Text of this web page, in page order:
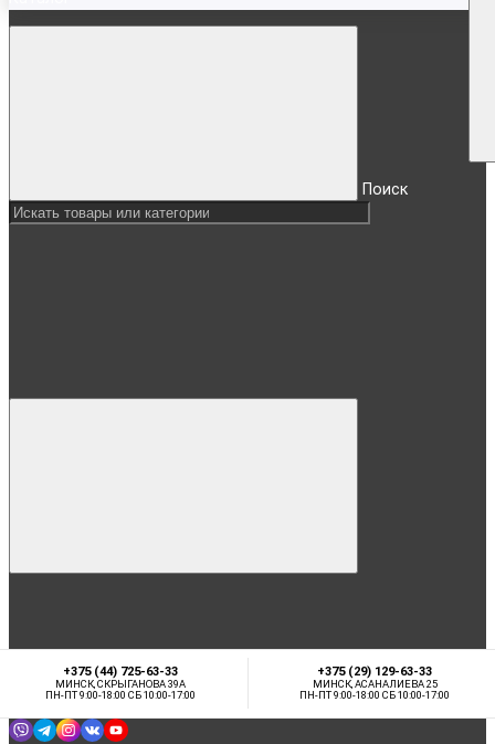
Поиск
+375 (44) 725-63-33
МИНСК, СКРЫГАНОВА 39А
ПН-ПТ 9:00-18:00 СБ 10:00-17:00
+375 (29) 129-63-33
МИНСК, АСАНАЛИЕВА 25
ПН-ПТ 9:00-18:00 СБ 10:00-17:00